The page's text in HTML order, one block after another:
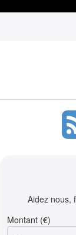
Aidez nous,
Montant (€)